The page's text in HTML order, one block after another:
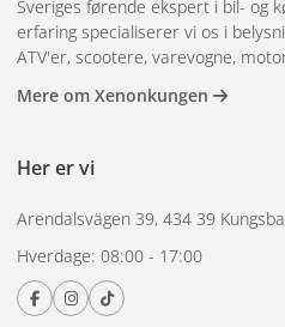
eksempel på en kofanger, et
rørformet tagbøjle. Justerbar
diameteren passer til din
for nyere biler, en
at vælge den rigtige montering?
Sveriges førende ekspert i bil- og
erfaring specialiserer vi os i
ATV'er, scootere, varevogne,
Mere om Xenonkungen
Her er vi
Arendalsvägen 39, 434 39
Hverdage: 08:00 - 17:00